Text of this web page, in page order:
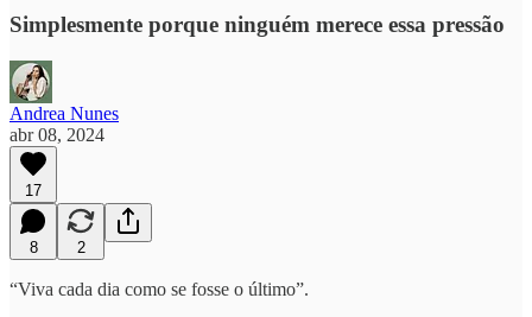
Simplesmente porque ninguém merece essa pressão
Andrea Nunes
abr 08, 2024
17
8 2
“Viva cada dia como se fosse o último”.